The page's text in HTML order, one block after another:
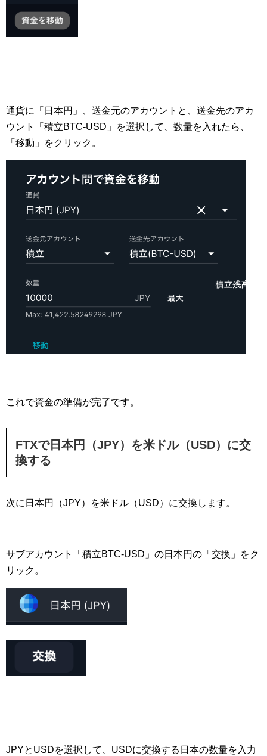
通貨に「日本円」、送金元のアカウントと、送金先のアカ
ウント「積立BTC-USD」を選択して、数量を入れたら、
「移動」をクリック。
これで資金の準備が完了です。
FTXで日本円（JPY）を米ドル（USD）に交
換する
次に日本円（JPY）を米ドル（USD）に交換します。
サブアカウント「積立BTC-USD」の日本円の「交換」をク
リック。
JPYとUSDを選択して、USDに交換する日本の数量を入力